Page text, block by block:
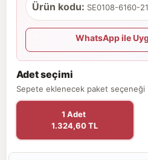
Ürün kodu: SE0108-6160-
WhatsApp ile
Adet seçimi
Sepete eklenecek paket seçeneği
1 Adet
1.324,60 TL